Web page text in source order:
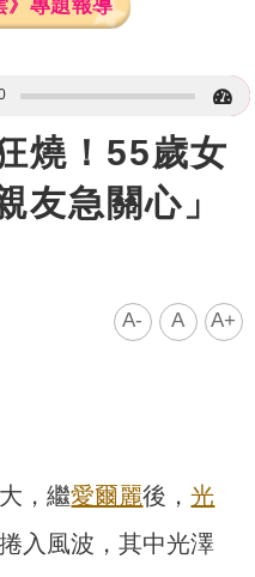
》專題報導
燒！55歲女
急關心」
A- A A+
，繼愛爾麗後，光
入風波，其中光澤